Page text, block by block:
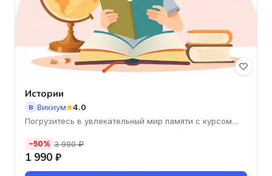
Истории
В Викиум
4.0
Погрузитесь в увлекательный мир памяти с курсом
−50% 3 990 ₽
1 990 ₽